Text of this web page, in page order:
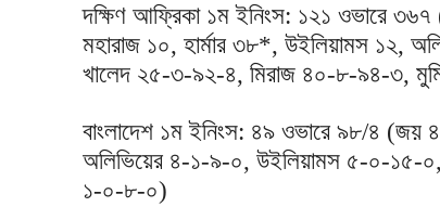
দক্ষিণ আফ্রিকা ১ম ইনিংস: ১২১ ওভারে
মহারাজ ১০, হার্মার ৩৮*, উইলিয়ামস ১২,
খালেদ ২৫-৩-৯২-৪, মিরাজ ৪০-৮-৯৪-৩,
বাংলাদেশ ১ম ইনিংস: ৪৯ ওভারে ৯৮/৪
অলিভিয়ের ৪-১-৯-০, উইলিয়ামস ৫-০-১৫-
১-০-৮-০)